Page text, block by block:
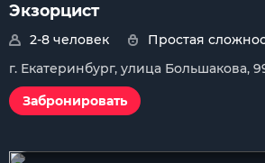
Экзорцист
2-8 человек
Простая
г. Екатеринбург, улица Большакова,
Забронировать